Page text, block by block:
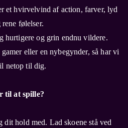
et hvirvelvind af action, farver, lyd
rene følelser.
og grin endnu vildere.
eller en nybegynder, så har vi
netop til dig.
til at spille?
hold med. Lad skoene stå ved